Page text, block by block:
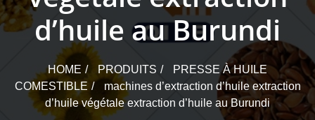
d’huile au Burundi
HOME PRODUITS
PRESSE À HUILE
COMESTIBLE
machines d’extraction d’huile extraction
d’huile végétale extraction d’huile au Burundi